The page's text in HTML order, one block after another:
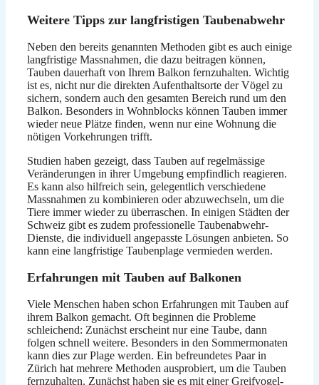
Weitere Tipps zur langfristigen Taubenabwehr
Neben den bereits genannten Methoden gibt es auch einige
langfristige Massnahmen, die dazu beitragen können,
Tauben dauerhaft von Ihrem Balkon fernzuhalten. Wichtig
ist es, nicht nur die direkten Aufenthaltsorte der Vögel zu
sichern, sondern auch den gesamten Bereich rund um den
Balkon. Besonders in Wohnblocks können Tauben immer
wieder neue Plätze finden, wenn nur eine Wohnung die
nötigen Vorkehrungen trifft.
Studien haben gezeigt, dass Tauben auf regelmässige
Veränderungen in ihrer Umgebung empfindlich reagieren.
Es kann also hilfreich sein, gelegentlich verschiedene
Massnahmen zu kombinieren oder abzuwechseln, um die
Tiere immer wieder zu überraschen. In einigen Städten der
Schweiz gibt es zudem professionelle Taubenabwehr-
Dienste, die individuell angepasste Lösungen anbieten. So
kann eine langfristige Taubenplage vermieden werden.
Erfahrungen mit Tauben auf Balkonen
Viele Menschen haben schon Erfahrungen mit Tauben auf
ihrem Balkon gemacht. Oft beginnen die Probleme
schleichend: Zunächst erscheint nur eine Taube, dann
folgen schnell weitere. Besonders in den Sommermonaten
kann dies zur Plage werden. Ein befreundetes Paar in
Zürich hat mehrere Methoden ausprobiert, um die Tauben
fernzuhalten. Zunächst haben sie es mit einer Greifvogel-